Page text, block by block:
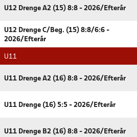
U12 Drenge A2 (15) 8:8 - 2026/Efterår
U12 Drenge C/Beg. (15) 8:8/6:6 -
2026/Efterår
U11
U11 Drenge A2 (16) 8:8 - 2026/Efterår
U11 Drenge (16) 5:5 - 2026/Efterår
U11 Drenge B2 (16) 8:8 - 2026/Efterår